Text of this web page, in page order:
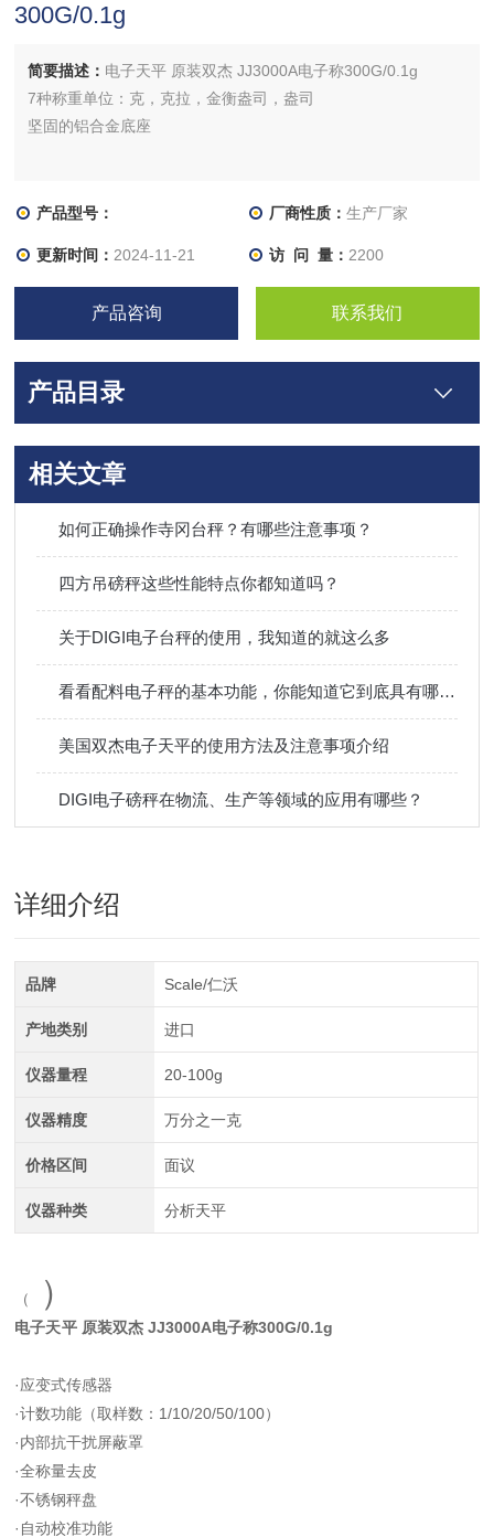
300G/0.1g
简要描述： 电子天平 原装双杰 JJ3000A电子称300G/0.1g
7种称重单位：克，克拉，金衡盎司，盎司
坚固的铝合金底座
产品型号： 厂商性质： 生产厂家
更新时间： 2024-11-21 访 问 量： 2200
产品咨询 联系我们
产品目录
相关文章
如何正确操作寺冈台秤？有哪些注意事项？
四方吊磅秤这些性能特点你都知道吗？
关于DIGI电子台秤的使用，我知道的就这么多
看看配料电子秤的基本功能，你能知道它到底具有哪些优势吗？
美国双杰电子天平的使用方法及注意事项介绍
DIGI电子磅秤在物流、生产等领域的应用有哪些？
详细介绍
品牌 Scale/仁沃
产地类别 进口
仪器量程 20-100g
仪器精度 万分之一克
价格区间 面议
仪器种类 分析天平
（ ）
电子天平 原装双杰 JJ3000A电子称300G/0.1g
·应变式传感器
·计数功能（取样数：1/10/20/50/100）
·内部抗干扰屏蔽罩
·全称量去皮
·不锈钢秤盘
·自动校准功能